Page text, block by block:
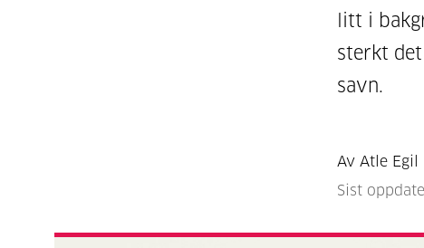
litt i
sterkt
savn.
Av Atle Egil
Sist